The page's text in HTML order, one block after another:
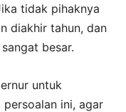
tidak pihaknya
diakhir tahun, dan
besar.
untuk
persoalan ini, agar